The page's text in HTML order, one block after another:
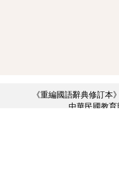
《重編國語辭典修訂本
中華民國教